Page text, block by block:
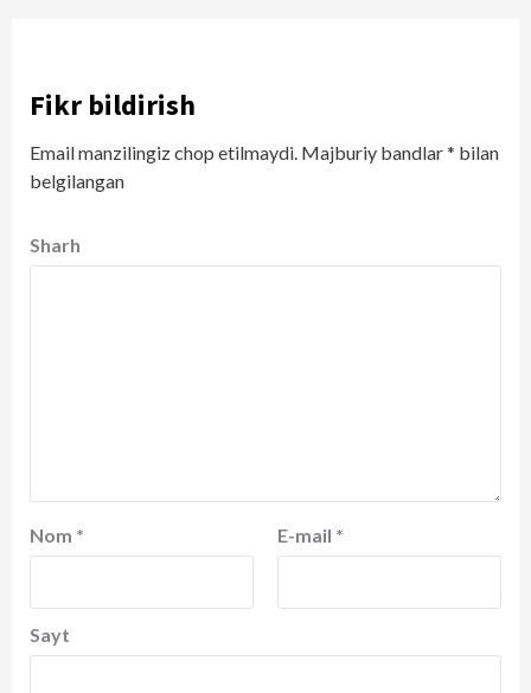
Fikr bildirish
Email manzilingiz chop etilmaydi. Majburiy bandlar* bilan
belgilangan
Sharh
Nom * E-mail *
Sayt